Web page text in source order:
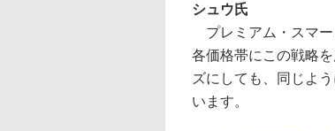
シュウ氏
プレミアム・スマー
各価格帯にこの戦略
ズにしても、同じよ
います。